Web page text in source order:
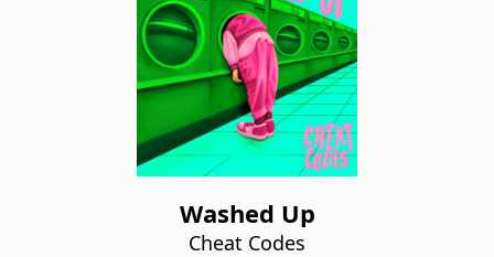
Washed Up
Cheat Codes